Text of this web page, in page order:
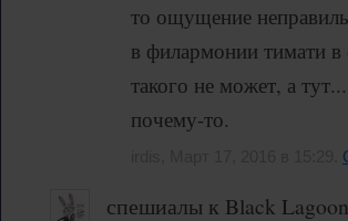
то ощущение
в филармонии тимати
такого не может, а
почему-то.
спешиалы к Black